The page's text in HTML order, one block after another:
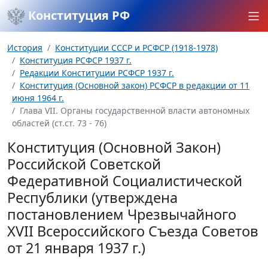
Конституция РФ
История
Конституции СССР и РСФСР (1918-1978)
Конституция РСФСР 1937 г.
Редакции Конституции РСФСР 1937 г.
Конституция (Основной закон) РСФСР в редакции от 11
июня 1964 г.
Глава VII. Органы государственной власти автономных
областей (ст.ст. 73 - 76)
Конституция (Основной Закон)
Российской Советской
Федеративной Социалистической
Республики (утверждена
постановлением Чрезвычайного
XVII Всероссийского Съезда Советов
от 21 января 1937 г.)